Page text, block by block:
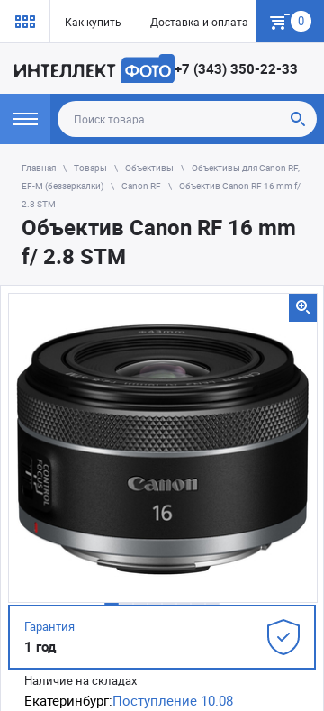
Как купить Доставка и оплата Гарантия
0
+7 (343) 350-22-33
Главная Товары Объективы
Объективы для Canon RF,
EF-M (беззеркалки)
Canon RF
Объектив Canon RF 16 mm f/
2.8 STM
Объектив Canon RF 16 mm
f/ 2.8 STM
Гарантия
1 год
Наличие на складах
Екатеринбург:Поступление 10.08